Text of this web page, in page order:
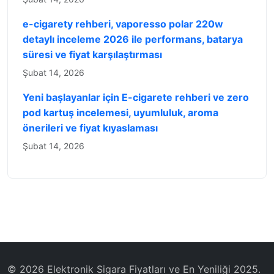
e-cigarety rehberi, vaporesso polar 220w
detaylı inceleme 2026 ile performans, batarya
süresi ve fiyat karşılaştırması
Şubat 14, 2026
Yeni başlayanlar için E-cigarete rehberi ve zero
pod kartuş incelemesi, uyumluluk, aroma
önerileri ve fiyat kıyaslaması
Şubat 14, 2026
© 2026 Elektronik Sigara Fiyatları ve En Yeniliği 2025.